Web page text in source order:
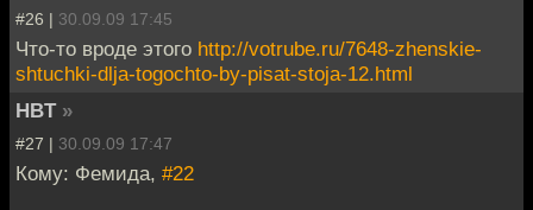
#26 | 30.09.09 17:45
Что-то вроде этого http://votrube.ru/7648-zhenskie-
shtuchki-dlja-togochto-by-pisat-stoja-12.html
HBT »
#27 | 30.09.09 17:47
Кому: Фемида, #22